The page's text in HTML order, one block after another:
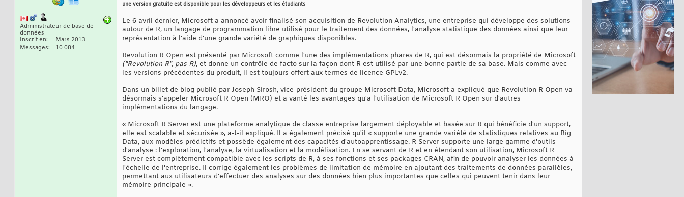
Administrateur de base de
données
Inscrit en
Mars 2013
Messages
10 084
une version gratuite est disponible pour les développeurs et les étudiants
Le 6 avril dernier, Microsoft a annoncé avoir finalisé son acquisition de Revolution Analytics, une entreprise qui développe des solutions
autour de R, un langage de programmation libre utilisé pour le traitement des données, l'analyse statistique des données ainsi que leur
représentation à l'aide d'une grande variété de graphiques disponibles.
Revolution R Open est présenté par Microsoft comme l'une des implémentations phares de R, qui est désormais la propriété de Microsoft
("Revolution R", pas R), et donne un contrôle de facto sur la façon dont R est utilisé par une bonne partie de sa base. Mais comme avec
les versions précédentes du produit, il est toujours offert aux termes de licence GPLv2.
Dans un billet de blog publié par Joseph Sirosh, vice-président du groupe Microsoft Data, Microsoft a expliqué que Revolution R Open va
désormais s'appeler Microsoft R Open (MRO) et a vanté les avantages qu'a l'utilisation de Microsoft R Open sur d'autres
implémentations du langage.
« Microsoft R Server est une plateforme analytique de classe entreprise largement déployable et basée sur R qui bénéficie d'un support,
elle est scalable et sécurisée », a-t-il expliqué. Il a également précisé qu'il « supporte une grande variété de statistiques relatives au Big
Data, aux modèles prédictifs et possède également des capacités d'autoapprentissage. R Server supporte une large gamme d'outils
d'analyse : l'exploration, l'analyse, la virtualisation et la modélisation. En se servant de R et en étendant son utilisation, Microsoft R
Server est complètement compatible avec les scripts de R, à ses fonctions et ses packages CRAN, afin de pouvoir analyser les données à
l'échelle de l'entreprise. Il corrige également les problèmes de limitation de mémoire en ajoutant des traitements de données parallèles,
permettant aux utilisateurs d'effectuer des analyses sur des données bien plus importantes que celles qui peuvent tenir dans leur
mémoire principale ».